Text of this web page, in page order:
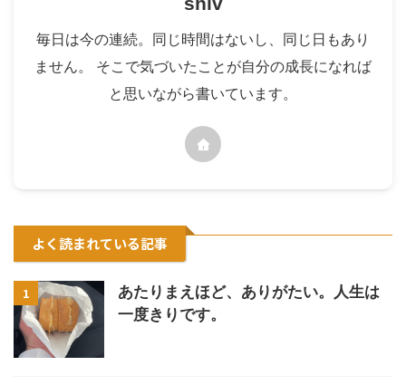
毎日は今の連続。同じ時間はないし、同じ日もあり
ません。 そこで気づいたことが自分の成長になれば
と思いながら書いています。
よく読まれている記事
1
あたりまえほど、ありがたい。人生は
一度きりです。